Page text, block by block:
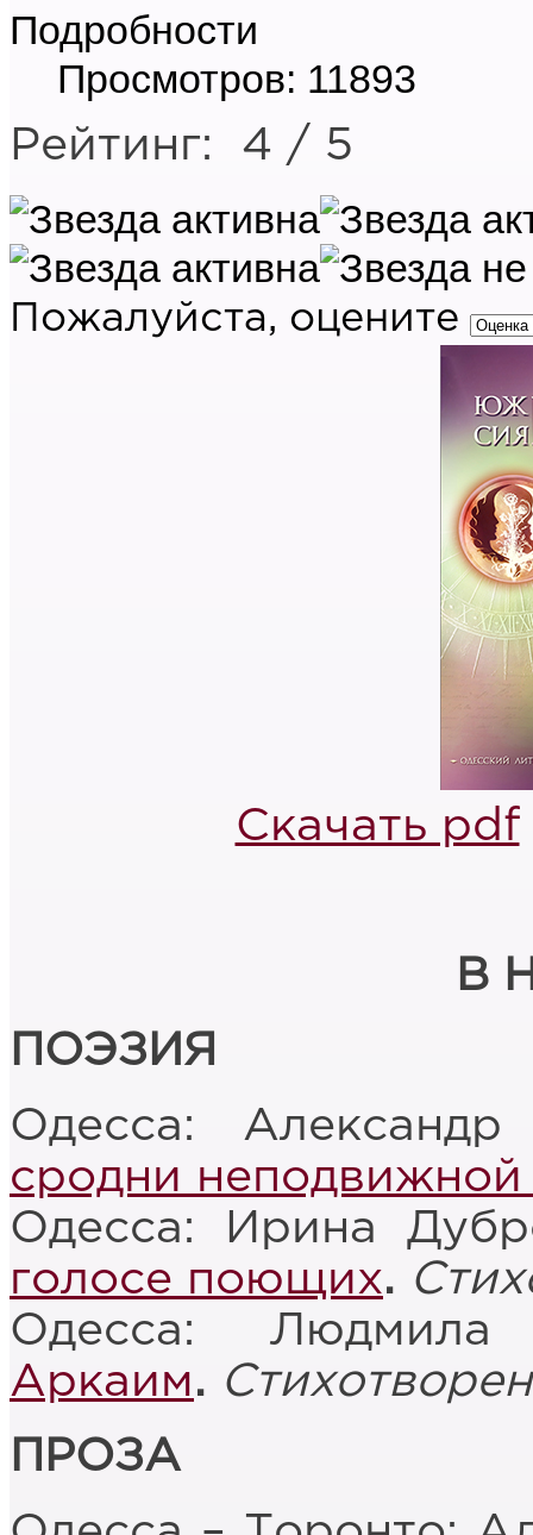
Подробности
Просмотров: 11893
Рейтинг: 4 / 5
Пожалуйста, оцените
Скачать pdf
В
ПОЭЗИЯ
Одесса:
сродни неподвижной
Одесса: Ирина
голосе поющих.
Одесса:
Аркаим.
ПРОЗА